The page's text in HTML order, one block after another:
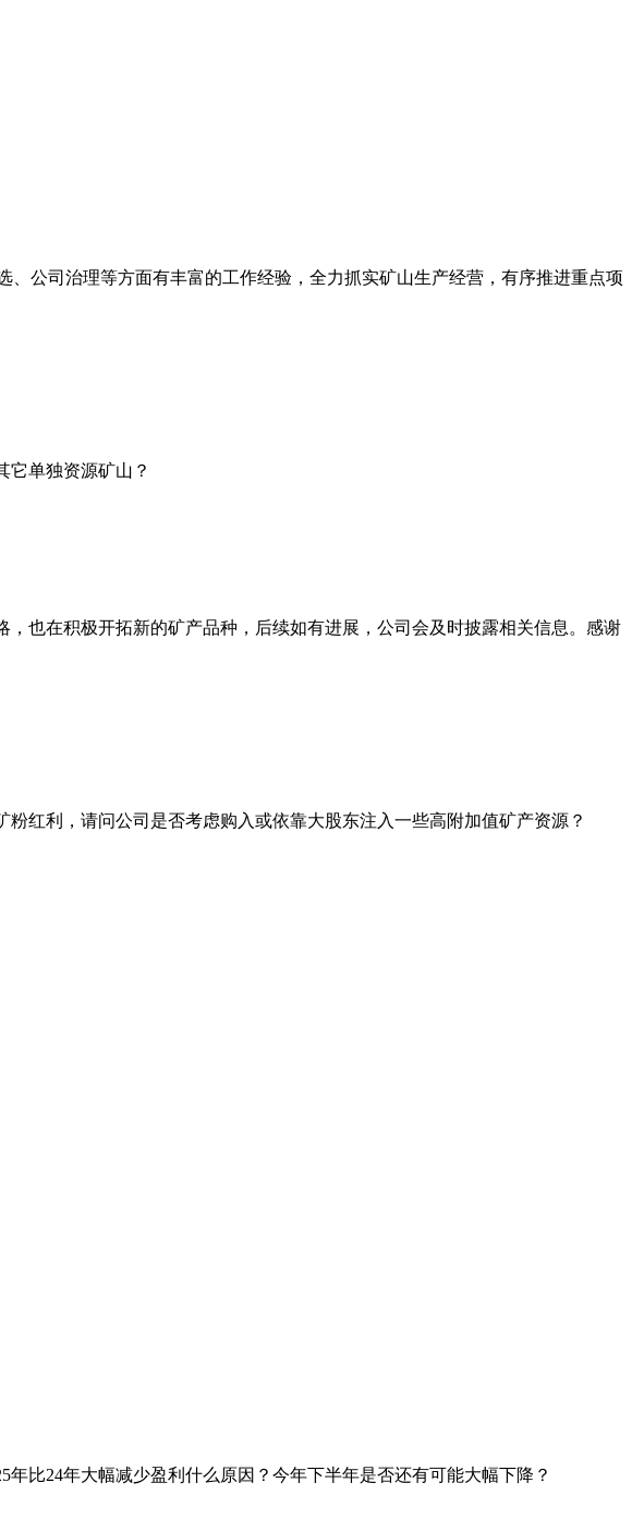
公司治理等方面有丰富的工作经验，全力抓实矿山生产经营，有序推进重点项
它单独资源矿山？
也在积极开拓新的矿产品种，后续如有进展，公司会及时披露相关信息。感谢
红利，请问公司是否考虑购入或依靠大股东注入一些高附加值矿产资源？
比24年大幅减少盈利什么原因？今年下半年是否还有可能大幅下降？